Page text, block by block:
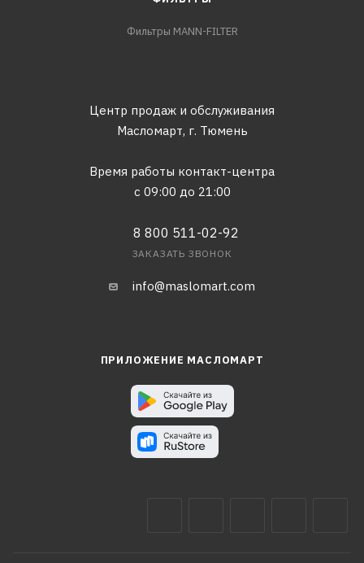
Фильтры MANN-FILTER
Центр продаж и обслуживания
Масломарт, г. Тюмень
Время работы контакт-центра
с 09:00 до 21:00
8 800 511-02-92
ЗАКАЗАТЬ ЗВОНОК
info@maslomart.com
ПРИЛОЖЕНИЕ МАСЛОМАРТ